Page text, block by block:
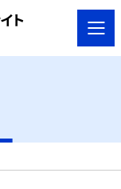
ト